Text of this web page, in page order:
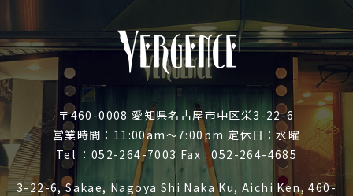
〒460-0008 愛知県名古屋市中区栄3-22-6
営業時間：11:00am～7:00pm 定休日：水曜
Tel ：052-264-7003 Fax : 052-264-4685
3-22-6, Sakae, Nagoya Shi Naka Ku, Aichi Ken, 460-